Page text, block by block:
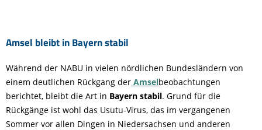
Amsel bleibt in Bayern stabil
Während der NABU in vielen nördlichen Bundesländern von
einem deutlichen Rückgang der Amselbeobachtungen
berichtet, bleibt die Art in Bayern stabil. Grund für die
Rückgänge ist wohl das Usutu-Virus, das im vergangenen
Sommer vor allen Dingen in Niedersachsen und anderen